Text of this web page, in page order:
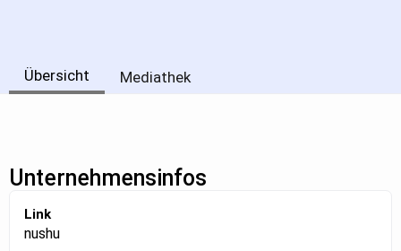
Übersicht Mediathek
Unternehmensinfos
Link
nushu